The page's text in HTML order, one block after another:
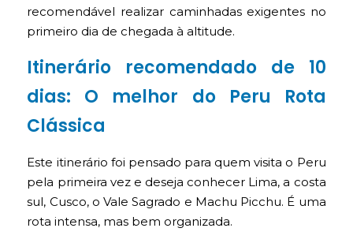
recomendável realizar caminhadas exigentes no
primeiro dia de chegada à altitude.
Itinerário recomendado de 10
dias: O melhor do Peru Rota
Clássica
Este itinerário foi pensado para quem visita o Peru
pela primeira vez e deseja conhecer Lima, a costa
sul, Cusco, o Vale Sagrado e Machu Picchu. É uma
rota intensa, mas bem organizada.